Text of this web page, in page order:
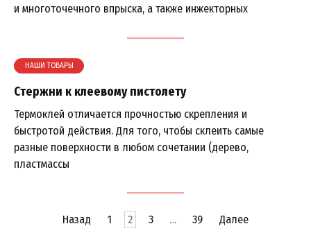
и многоточечного впрыска, а также инжекторных
НАШИ ТОВАРЫ
Стержни к клеевому пистолету
Термоклей отличается прочностью скрепления и
быстротой действия. Для того, чтобы склеить самые
разные поверхности в любом сочетании (дерево,
пластмассы
Назад 1 2 3 … 39 Далее